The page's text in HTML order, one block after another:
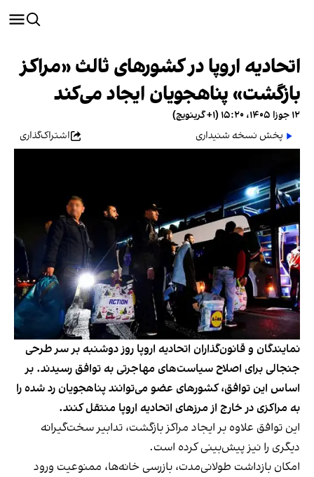
اتحادیه اروپا در کشورهای ثالث «مراکز
بازگشت» پناهجویان ایجاد می‌کند
۱۲ جوزا ۱۴۰۵، ۱۵:۲۰ (‎+۱ گرینویچ)
پخش نسخه شنیداری
اشتراک‌گذاری
نمایندگان و قانون‌گذاران اتحادیه اروپا روز دوشنبه بر سر طرحی
جنجالی برای اصلاح سیاست‌های مهاجرتی به توافق رسیدند. بر
اساس این توافق، کشورهای عضو می‌توانند پناهجویان رد شده را
به مراکزی در خارج از مرزهای اتحادیه اروپا منتقل کنند.
این توافق علاوه بر ایجاد مراکز بازگشت، تدابیر سخت‌گیرانه
دیگری را نیز پیش‌بینی کرده است.
امکان بازداشت طولانی‌مدت، بازرسی خانه‌ها، ممنوعیت ورود